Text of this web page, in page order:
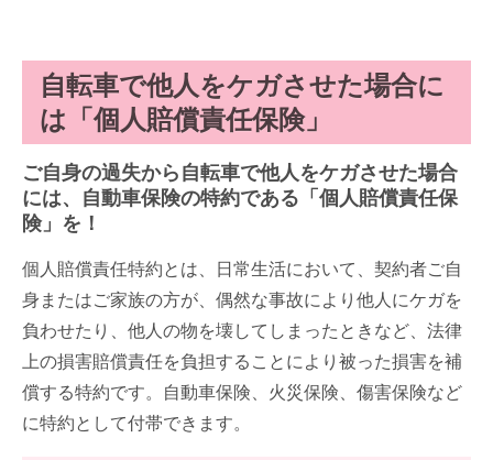
自転車で他人をケガさせた場合に
は「個人賠償責任保険」
ご自身の過失から自転車で他人をケガさせた場合
には、自動車保険の特約である「個人賠償責任保
険」を！
個人賠償責任特約とは、日常生活において、契約者ご自
身またはご家族の方が、偶然な事故により他人にケガを
負わせたり、他人の物を壊してしまったときなど、法律
上の損害賠償責任を負担することにより被った損害を補
償する特約です。自動車保険、火災保険、傷害保険など
に特約として付帯できます。